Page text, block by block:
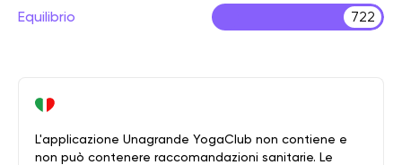
Equilibrio 722
L'applicazione Unagrande YogaClub non contiene e
non può contenere raccomandazioni sanitarie. Le